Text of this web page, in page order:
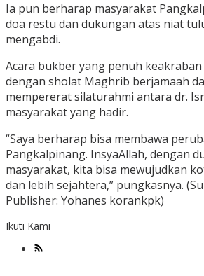
Ia pun berharap masyarakat
doa restu dan dukungan atas niat
mengabdi.
Acara bukber yang penuh
dengan sholat Maghrib berjamaah
mempererat silaturahmi antara dr.
masyarakat yang hadir.
“Saya berharap bisa membawa
Pangkalpinang. InsyaAllah, dengan
masyarakat, kita bisa mewujudkan
dan lebih sejahtera,” pungkasnya.
Publisher: Yohanes korankpk)
Ikuti Kami